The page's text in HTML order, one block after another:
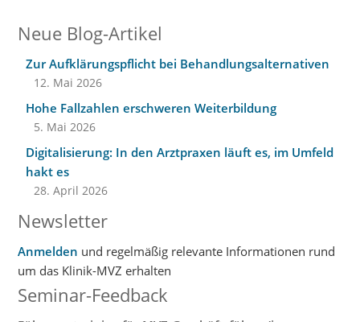
Neue Blog-Artikel
Zur Aufklärungspflicht bei Behandlungsalternativen
12. Mai 2026
Hohe Fallzahlen erschweren Weiterbildung
5. Mai 2026
Digitalisierung: In den Arztpraxen läuft es, im Umfeld
hakt es
28. April 2026
Newsletter
Anmelden und regelmäßig relevante Informationen rund
um das Klinik-MVZ erhalten
Seminar-Feedback